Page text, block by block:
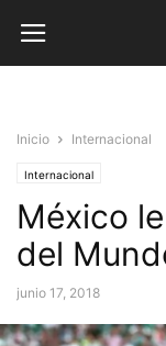
Inicio Internacional
Internacional
México
del
junio 17, 2018